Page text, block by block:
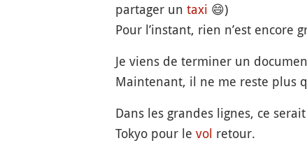
partager un taxi 😄)
Pour l’instant, rien n’est encore
Je viens de terminer un
Maintenant, il ne me reste plus
Dans les grandes lignes, ce
Tokyo pour le vol retour.